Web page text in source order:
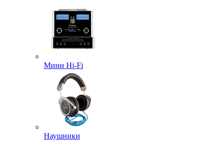
Мини Hi-Fi
Наушники